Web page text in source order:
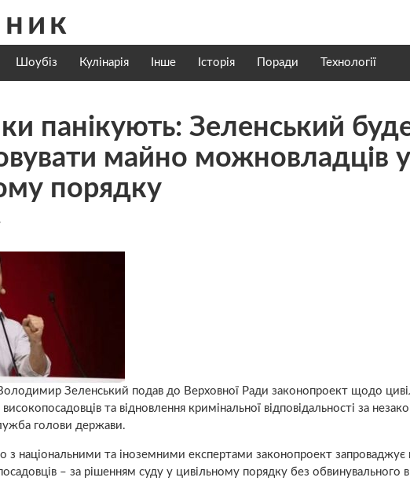
Шоубіз Кулінарія Інше Історія Поради Технології
пaнiкують: Зеленський
майно можновладців у
порядку
Зеленський подав до Верховної Ради законопроект щодо
високопосадовців та відновлення кримінальної відповідальності за
голови держави.
з національними та іноземними експертами законопроект запроваджує
– за рішенням суду у цивільному порядку без обвинувального